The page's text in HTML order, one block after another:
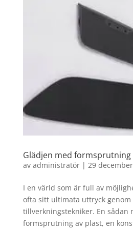
Glädjen med formsprutning
av administratör| 29
I en värld som är full av
ofta sitt ultimata uttryck genom
tillverkningstekniker. En sådan
formsprutning av plast, en